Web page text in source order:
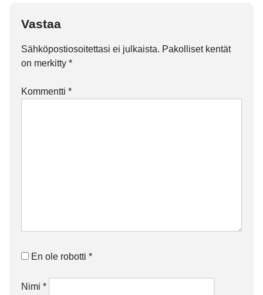
Vastaa
Sähköpostiosoitettasi ei julkaista. Pakolliset kentät
on merkitty *
Kommentti *
En ole robotti *
Nimi *